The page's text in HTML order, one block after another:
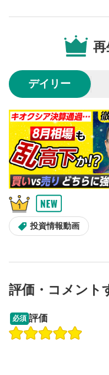
動画再生エリアをク
操作メニュー
再生/一時停止
4
10秒戻し/10秒
10秒、動画を巻き戻
5
シークバー
再生位置を示してい
するとその位置から
画質/再生速度の
画質の選択/再生速
全画面表示
動画が全画面で表示
のサイズに戻ります。
デイリー
投資情報動画
操作説明動画
評価・コメント
必須 評価